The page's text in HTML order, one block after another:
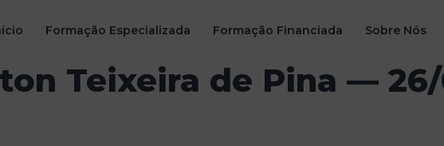
Formação Especializada Formação Financiada Sobre Nós
Teixeira de Pina — 26/